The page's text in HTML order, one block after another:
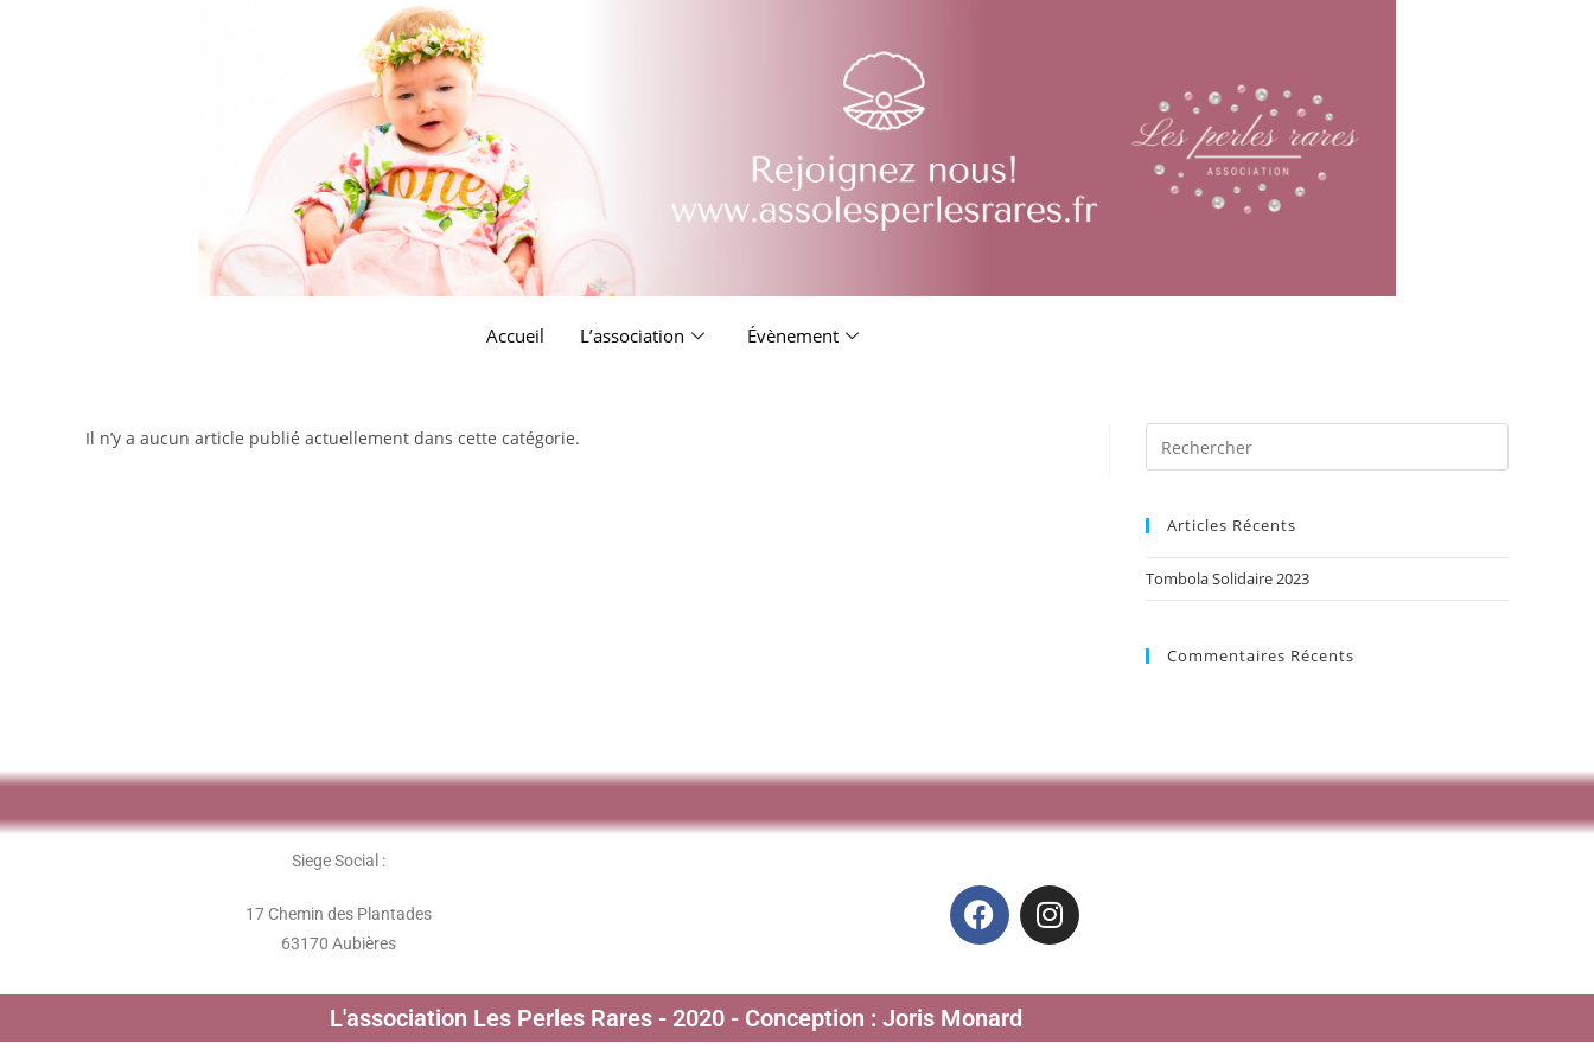
Accueil L’association Évènement
Il n’y a aucun article publié actuellement dans cette catégorie.
Articles Récents
Tombola Solidaire 2023
Commentaires Récents
Siege Social :
17 Chemin des Plantades
63170 Aubières
L'association Les Perles Rares - 2020 - Conception : Joris Monard